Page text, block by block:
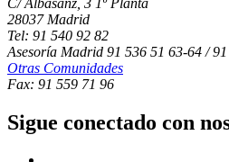
28037 Madrid
Tel: 91 540 92 82
Asesoría Madrid 91 536 51 63-64 /
Otras Comunidades
Fax: 91 559 71 96
Sigue conectado con